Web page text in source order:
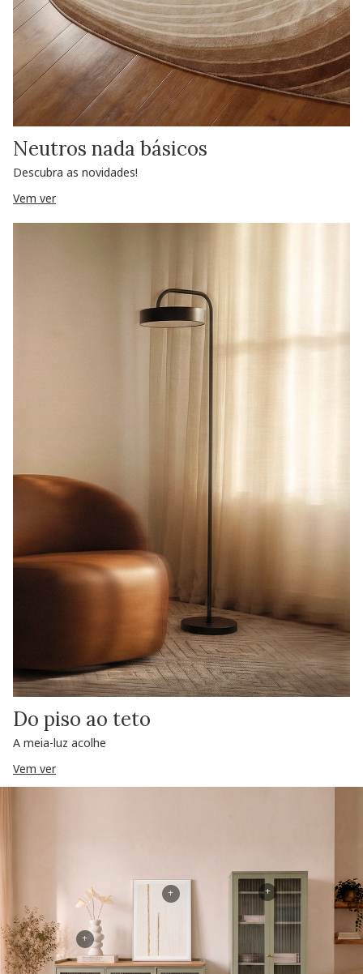
Neutros nada básicos
Descubra as novidades!
Vem ver
Do piso ao teto
A meia-luz acolhe
Vem ver
+
+
+